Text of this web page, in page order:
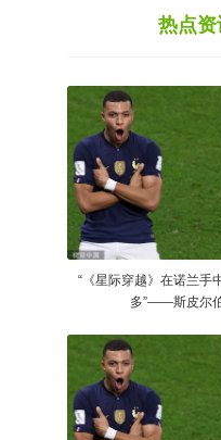
热点资
“《星际穿越》在诺兰手
多”——斯皮尔